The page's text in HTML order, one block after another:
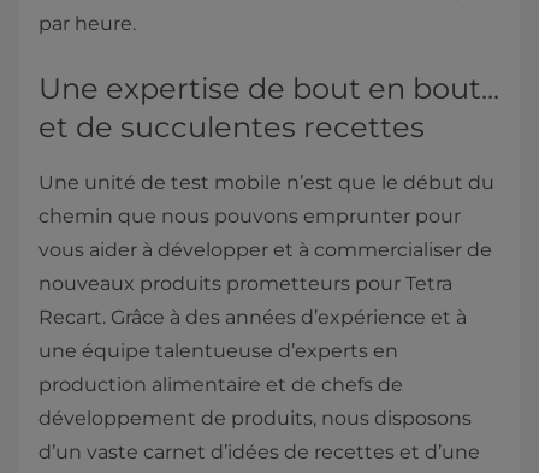
par heure.
Une expertise de bout en bout...
et de succulentes recettes
Une unité de test mobile n’est que le début du
chemin que nous pouvons emprunter pour
vous aider à développer et à commercialiser de
nouveaux produits prometteurs pour Tetra
Recart. Grâce à des années d’expérience et à
une équipe talentueuse d’experts en
production alimentaire et de chefs de
développement de produits, nous disposons
d’un vaste carnet d’idées de recettes et d’une